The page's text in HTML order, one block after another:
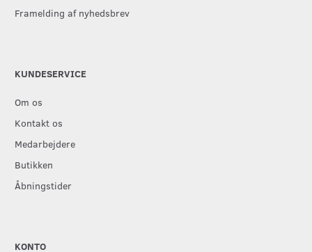
Framelding af nyhedsbrev
KUNDESERVICE
Om os
Kontakt os
Medarbejdere
Butikken
Åbningstider
KONTO